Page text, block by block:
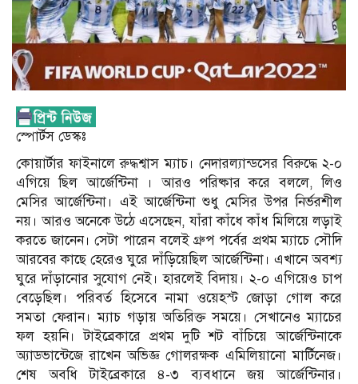
স্পোর্টস ডেস্কঃ
কোয়ার্টার ফাইনালে রুদ্ধশ্বাস ম্যাচ। নেদারল্যান্ডসের বিরুদ্ধে ২-০
এগিয়ে ছিল আর্জেন্টিনা । আরও পরিষ্কার করে বললে, লিও
মেসির আর্জেন্টিনা। এই আর্জেন্টিনা শুধু মেসির উপর নির্ভরশীল
নয়। আরও অনেকে উঠে এসেছেন, যাঁরা কাঁধে কাঁধ মিলিয়ে লড়াই
করতে জানেন। সেটা পারেন বলেই গ্রুপ পর্বের প্রথম ম্যাচে সৌদি
আরবের কাছে হেরেও ঘুরে দাঁড়িয়েছিল আর্জেন্টিনা। এখানে অবশ্য
ঘুরে দাঁড়ানোর সুযোগ নেই। হারলেই বিদায়। ২-০ এগিয়েও চাপ
বেড়েছিল। পরিবর্ত হিসেবে নামা ওয়েহস্ট জোড়া গোল করে
সমতা ফেরান। ম্যাচ গড়ায় অতিরিক্ত সময়ে। সেখানেও ম্যাচের
ফল হয়নি। টাইব্রেকারে প্রথম দুটি শট বাঁচিয়ে আর্জেন্টিনাকে
অ্যাডভান্টেজে রাখেন অভিজ্ঞ গোলরক্ষক এমিলিয়ানো মার্টিনেজ।
শেষ অবধি টাইব্রেকারে ৪-৩ ব্যবধানে জয় আর্জেন্টিনার।